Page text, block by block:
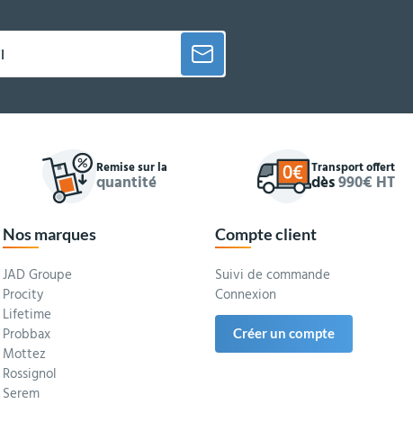
Remise sur la
quantité
Transport offert
dès990€ HT
Nos marques
JAD Groupe
Procity
Lifetime
Probbax
Mottez
Rossignol
Serem
Compte client
Suivi de commande
Connexion
Créer un compte